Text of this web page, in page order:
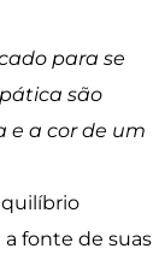
para se
são
e a cor de um
fonte de suas